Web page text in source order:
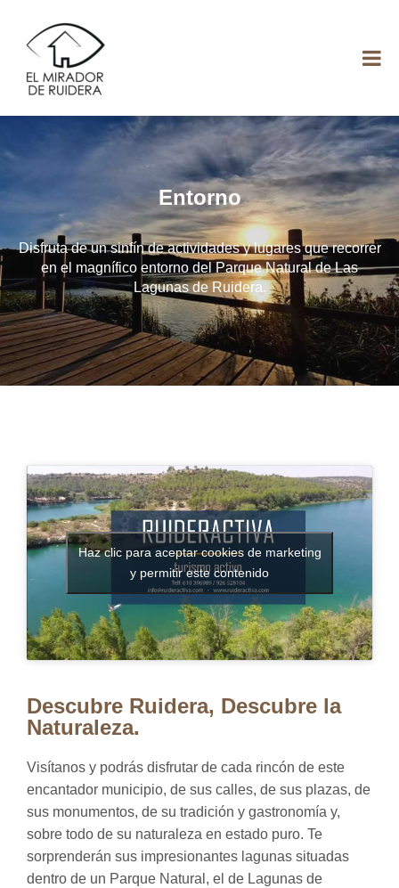
El Mirador de
Ruidera
Entorno
Disfruta de un sinfín de actividades y lugares que recorrer
en el magnífico entorno del Parque Natural de Las
Lagunas de Ruidera.
Haz clic para aceptar cookies de marketing
y permitir este contenido
Descubre Ruidera, Descubre la
Naturaleza.
Visítanos y podrás disfrutar de cada rincón de este
encantador municipio, de sus calles, de sus plazas, de
sus monumentos, de su tradición y gastronomía y,
sobre todo de su naturaleza en estado puro. Te
sorprenderán sus impresionantes lagunas situadas
dentro de un Parque Natural, el de Lagunas de